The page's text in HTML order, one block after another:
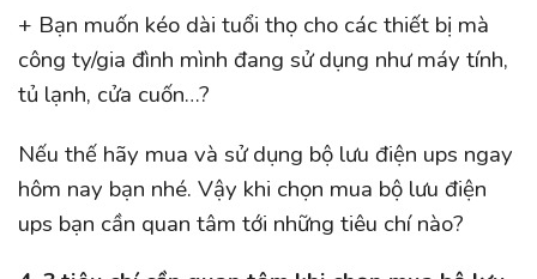
+ Bạn muốn kéo dài tuổi thọ cho các thiết bị mà
công ty/gia đình mình đang sử dụng như máy tính,
tủ lạnh, cửa cuốn…?
Nếu thế hãy mua và sử dụng bộ lưu điện ups ngay
hôm nay bạn nhé. Vậy khi chọn mua bộ lưu điện
ups bạn cần quan tâm tới những tiêu chí nào?